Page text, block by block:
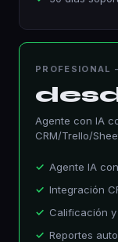
PROFESIONAL
Agente con IA
CRM/Trello/
Agente IA
Integración
Calificación
Reportes